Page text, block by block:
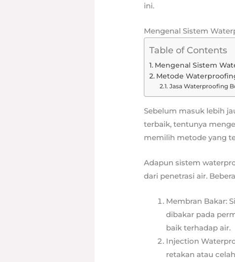
ini.
Mengenal Sistem
Table of Contents
Mengenal Sistem
Metode
Jasa Waterproofing
Sebelum masuk lebih
terbaik, tentunya
memilih metode yang
Adapun sistem
dari penetrasi air.
Membran Bakar:
dibakar pada
baik terhadap air.
Injection
retakan atau